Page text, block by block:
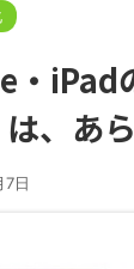
・iPad
、あ
7日